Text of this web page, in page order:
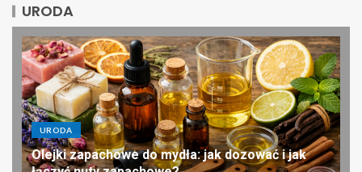
URODA
URODA
Olejki zapachowe do mydła: jak dozować i jak